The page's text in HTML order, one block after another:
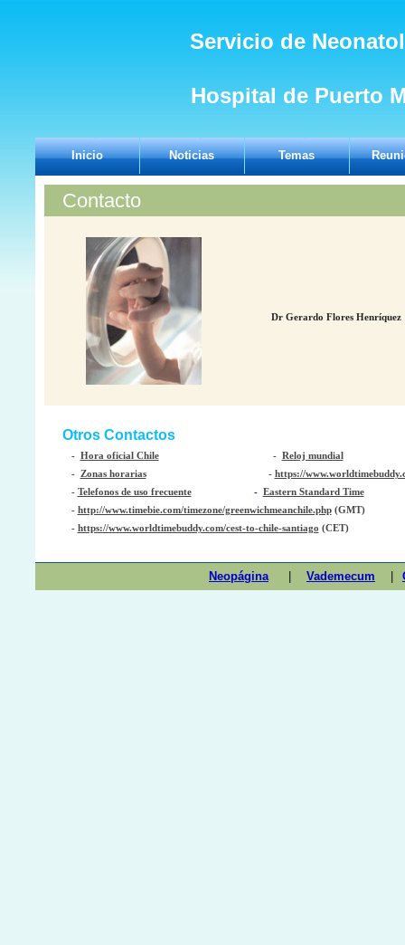
Servicio de
Hospital de Puerto
Inicio Noticias Temas
Contacto
Dr Gerardo Flores
Otros Contactos
- Hora oficial Chile- Reloj mundial
- Zonas horarias- https://
- Telefonos de uso frecuente- Eastern Standard Time
- http://www.timebie.com/timezone/greenwichmeanchile.php(GMT)
- https://www.worldtimebuddy.com/cest-to-chile-santiago (CET)
Neopágina Vademecum